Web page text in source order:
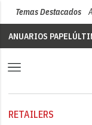
Temas Destacados
ANUARIOS PAPEL
RETAILERS